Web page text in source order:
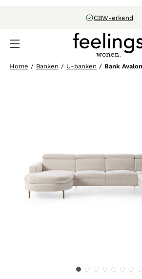
Configureer in 3D
Home / Banken / U-banken / Bank